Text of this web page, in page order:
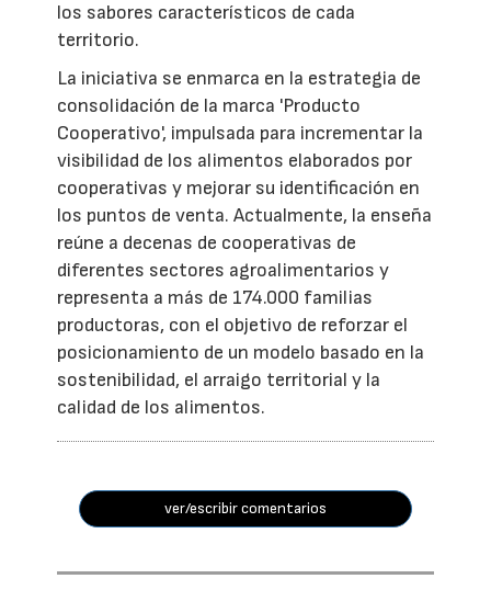
los sabores característicos de cada
territorio.
La iniciativa se enmarca en la estrategia de
consolidación de la marca 'Producto
Cooperativo', impulsada para incrementar la
visibilidad de los alimentos elaborados por
cooperativas y mejorar su identificación en
los puntos de venta. Actualmente, la enseña
reúne a decenas de cooperativas de
diferentes sectores agroalimentarios y
representa a más de 174.000 familias
productoras, con el objetivo de reforzar el
posicionamiento de un modelo basado en la
sostenibilidad, el arraigo territorial y la
calidad de los alimentos.
ver/escribir comentarios